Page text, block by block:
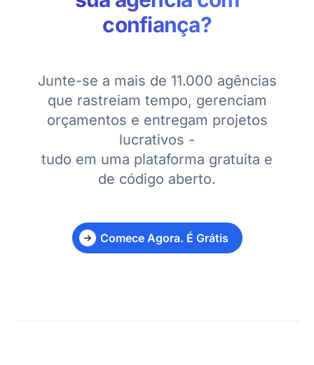
confiança?
Junte-se a mais de 11.000 agências
que rastreiam tempo, gerenciam
orçamentos e entregam projetos
lucrativos -
tudo em uma plataforma gratuita e
de código aberto.
Comece Agora. É Grátis